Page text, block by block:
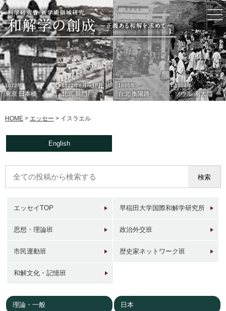
1872年
東京 日本橋
東京 日本橋
1872年8月〜10月
北京 前門
北京 前門
1895年
台北 衡陽路
台北 衡陽路
1904年
ソウル 南大門
ソウル 南大門
HOME > エッセー > イスラエル
English
エッセイTOP 早稲田大学国際和解学研究所
思想・理論班 政治外交班
市民運動班 歴史家ネットワーク班
和解文化・記憶班
理論・一般 日本